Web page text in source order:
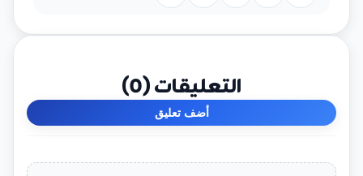
التعليقات (0
)
أضف تعليق